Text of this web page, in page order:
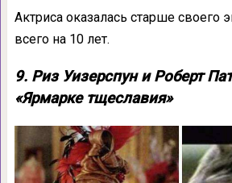
Актриса оказалась старше своего
всего на 10 лет.
9. Риз Уизерспун и Роберт
«Ярмарке тщеславия»